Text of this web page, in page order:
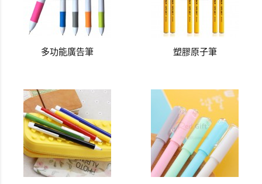
多功能廣告筆 塑膠原子筆